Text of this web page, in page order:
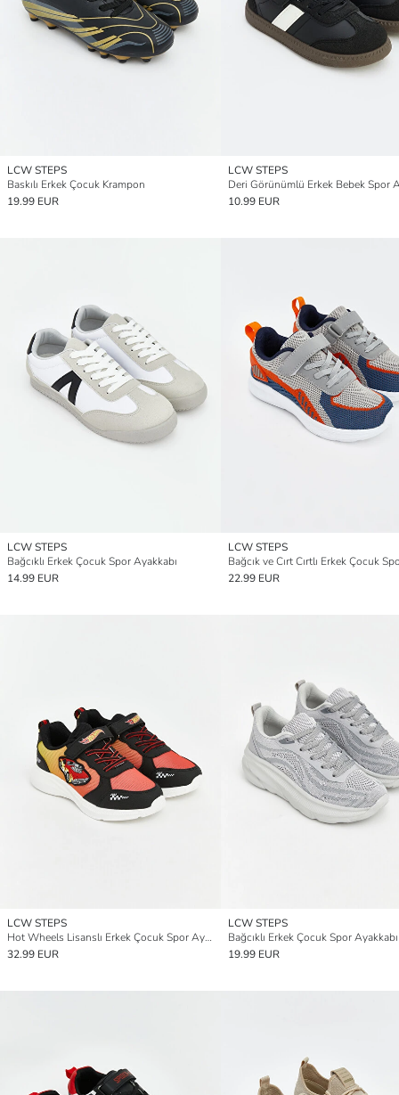
LCW STEPS
Baskılı Erkek Çocuk Krampon
19.99 EUR
LCW STEPS
10.99 EUR
LCW STEPS
Bağcıklı Erkek Çocuk Spor Ayakkabı
14.99 EUR
LCW STEPS
22.99 EUR
LCW STEPS
Hot Wheels Lisanslı Erkek Çocuk Spor Ayakkabı
32.99 EUR
LCW STEPS
Bağcıklı Erkek Çocuk Spor Ayakkabı
19.99 EUR